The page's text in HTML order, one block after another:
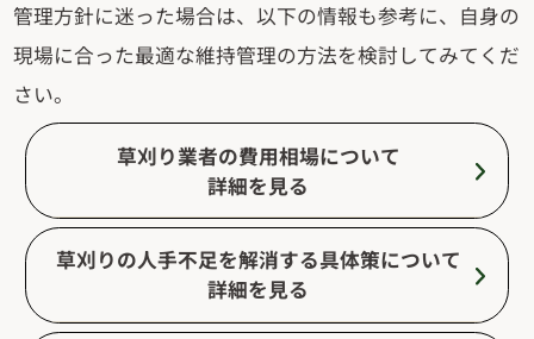
管理方針に迷った場合は、以下の情報も参考に、自身の
現場に合った最適な維持管理の方法を検討してみてくだ
さい。
草刈り業者の費用相場について
詳細を見る
草刈りの人手不足を解消する具体策について
詳細を見る